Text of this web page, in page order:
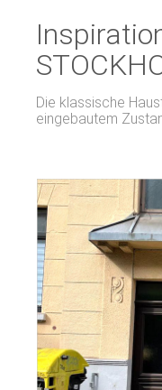
Die klassische
eingebautem
Bildergalerie